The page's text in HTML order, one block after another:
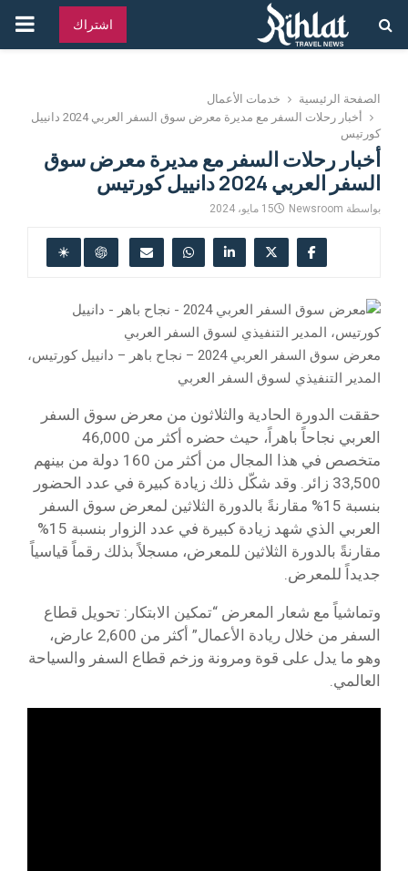
اشتراك
الصفحة الرئيسية
خدمات الأعمال
أخبار رحلات السفر مع مديرة معرض سوق السفر العربي 2024 دانييل
كورتيس
أخبار رحلات السفر مع مديرة معرض سوق
السفر العربي 2024 دانييل كورتيس
بواسطة Newsroom 15 مايو، 2024
معرض سوق السفر العربي 2024 – نجاح باهر – دانييل كورتيس،
المدير التنفيذي لسوق السفر العربي
حققت الدورة الحادية والثلاثون من معرض سوق السفر
العربي نجاحاً باهراً، حيث حضره أكثر من 46,000
متخصص في هذا المجال من أكثر من 160 دولة من بينهم
33,500 زائر. وقد شكّل ذلك زيادة كبيرة في عدد الحضور
بنسبة 15% مقارنةً بالدورة الثلاثين لمعرض سوق السفر
العربي الذي شهد زيادة كبيرة في عدد الزوار بنسبة 15%
مقارنةً بالدورة الثلاثين للمعرض، مسجلاً بذلك رقماً قياسياً
جديداً للمعرض.
وتماشياً مع شعار المعرض “تمكين الابتكار: تحويل قطاع
السفر من خلال ريادة الأعمال” أكثر من 2,600 عارض،
وهو ما يدل على قوة ومرونة وزخم قطاع السفر والسياحة
العالمي.